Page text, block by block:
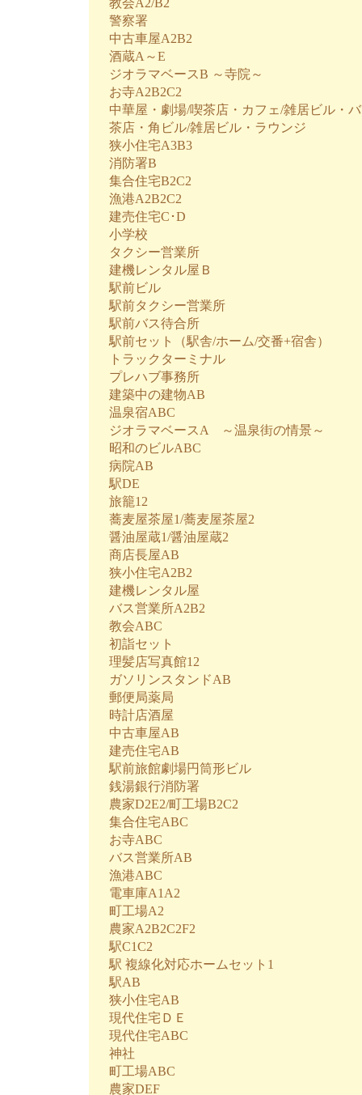
警察署
中古車屋A2B2
酒蔵A～E
ジオラマベースB ～寺院～
お寺A2B2C2
中華屋・劇場/喫茶店・カフェ/雑居ビル・
茶店・角ビル/雑居ビル・ラウンジ
狭小住宅A3B3
消防署B
集合住宅B2C2
漁港A2B2C2
建売住宅C･D
小学校
タクシー営業所
建機レンタル屋Ｂ
駅前ビル
駅前タクシー営業所
駅前バス待合所
駅前セット（駅舎/ホーム/交番+宿舎）
トラックターミナル
プレハブ事務所
建築中の建物AB
温泉宿ABC
ジオラマベースA ～温泉街の情景～
昭和のビルABC
病院AB
駅DE
旅籠12
蕎麦屋茶屋1/蕎麦屋茶屋2
醤油屋蔵1/醤油屋蔵2
商店長屋AB
狭小住宅A2B2
建機レンタル屋
バス営業所A2B2
教会ABC
初詣セット
理髪店写真館12
ガソリンスタンドAB
郵便局薬局
時計店酒屋
中古車屋AB
建売住宅AB
駅前旅館劇場円筒形ビル
銭湯銀行消防署
農家D2E2/町工場B2C2
集合住宅ABC
お寺ABC
バス営業所AB
漁港ABC
電車庫A1A2
町工場A2
農家A2B2C2F2
駅C1C2
駅 複線化対応ホームセット1
駅AB
狭小住宅AB
現代住宅ＤＥ
現代住宅ABC
神社
町工場ABC
農家DEF